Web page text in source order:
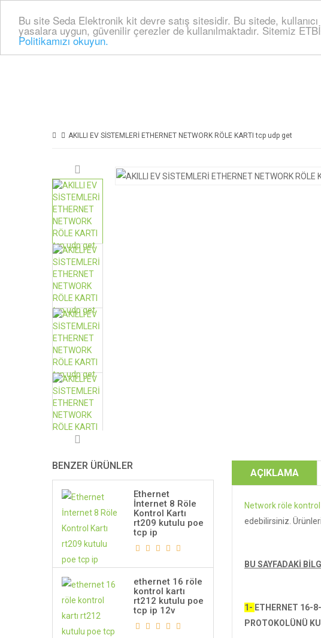
Bu site Seda Elektronik kit devre satış sitesidir. Bu sitede,
yasalara uygun, güvenilir çerezler de kullanılmaktadır. Sitemiz
Politikamızı okuyun.
AKILLI EV SİSTEMLERİ ETHERNET NETWORK RÖLE KARTI tcp udp get
BENZER ÜRÜNLER
Ethernet
İnternet 8 Röle
Kontrol Kartı
rt209 kutulu poe
tcp ip
ethernet 16 röle
kontrol kartı
rt212 kutulu poe
tcp ip 12v
AÇIKLAMA
Network röle
edebilirsiniz.
BU SAYFADAKİ
1- ETHERNET 16-
PROTOKOLÜNÜ